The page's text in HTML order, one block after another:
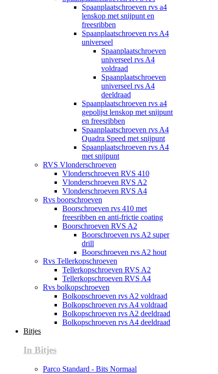
Spaanplaatschroeven rvs a4
lenskop met snijpunt en
freesribben
Spaanplaatschroeven rvs A4
universeel
Spaanplaatschroeven
universeel rvs A4
voldraad
Spaanplaatschroeven
universeel rvs A4
deeldraad
Spaanplaatschroeven rvs a4
gepolijst lenskop met snijpunt
en freesribben
Spaanplaatschroeven rvs A4
Quadra Speed met snijpunt
Spaanplaatschroeven rvs A4
met snijpunt
RVS Vlonderschroeven
Vlonderschroeven RVS 410
Vlonderschroeven RVS A2
Vlonderschroeven RVS A4
Rvs boorschroeven
Boorschroeven rvs 410 met
freesribben en anti-frictie coating
Boorschroeven RVS A2
Boorschroeven rvs A2 super
drill
Boorschroeven rvs A2 hout
Rvs Tellerkopschroeven
Tellerkopschroeven RVS A2
Tellerkopschroeven RVS A4
Rvs bolkopschroeven
Bolkopschroeven rvs A2 voldraad
Bolkopschroeven rvs A4 voldraad
Bolkopschroeven rvs A2 deeldraad
Bolkopschroeven rvs A4 deeldraad
Bitjes
In Bitjes
Parco Standard - Bits Normaal